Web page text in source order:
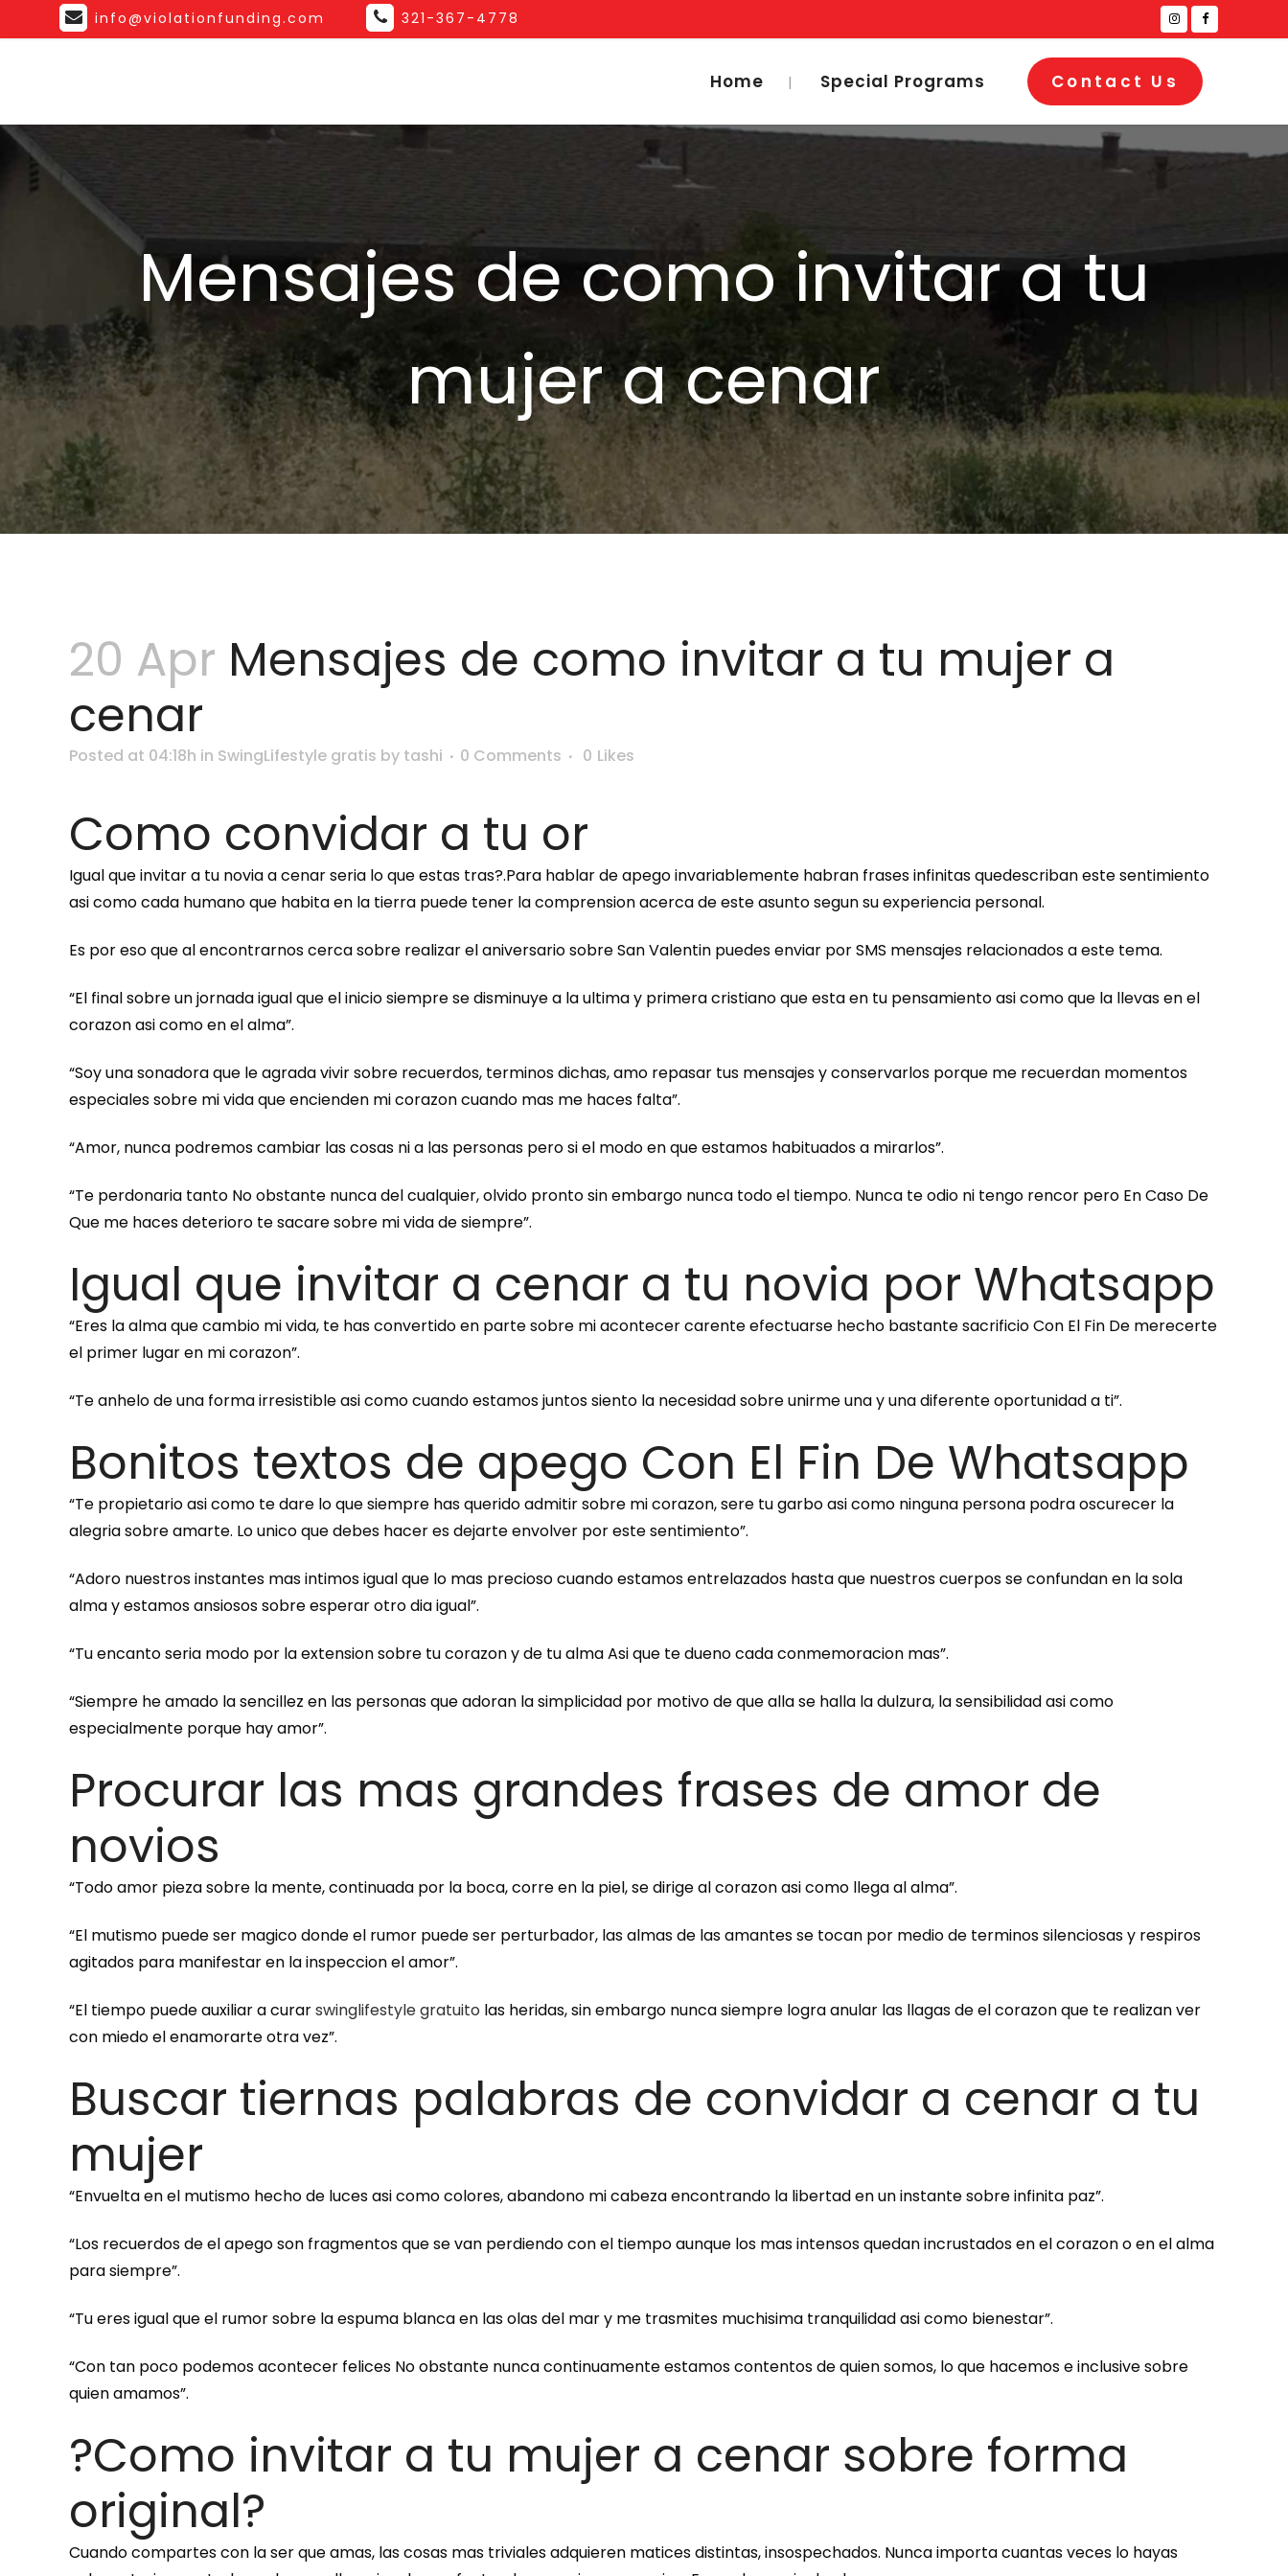
info@violationfunding.com 321-367-4778
Contact Us
Home Special Programs
Mensajes de como invitar a tu
mujer a cenar
20 Apr Mensajes de como invitar a tu mujer a
cenar
Posted at 04:18h in SwingLifestyle gratis by tashi 0 Comments 0 Likes
Como convidar a tu or
Igual que invitar a tu novia a cenar seri­a lo que estas tras?.Para hablar de apego invariablemente habran frases infinitas quedescriban este sentimiento
asi­ como cada humano que habita en la tierra puede tener la comprension acerca de este asunto segun su experiencia personal.
Es por eso que al encontrarnos cerca sobre realizar el aniversario sobre San Valentin puedes enviar por SMS mensajes relacionados a este tema.
“El final sobre un jornada igual que el inicio siempre se disminuye a la ultima y primera cristiano que esta en tu pensamiento asi­ como que la llevas en el
corazon asi­ como en el alma”.
“Soy una sonadora que le agrada vivir sobre recuerdos, terminos dichas, amo repasar tus mensajes y conservarlos porque me recuerdan momentos
especiales sobre mi vida que encienden mi corazon cuando mas me haces falta”.
“Amor, nunca podremos cambiar las cosas ni a las personas pero si el modo en que estamos habituados a mirarlos”.
“Te perdonaria tanto No obstante nunca del cualquier, olvido pronto sin embargo nunca todo el tiempo. Nunca te odio ni tengo rencor pero En Caso De
Que me haces deterioro te sacare sobre mi vida de siempre”.
Igual que invitar a cenar a tu novia por Whatsapp
“Eres la alma que cambio mi vida, te has convertido en parte sobre mi acontecer carente efectuarse hecho bastante sacrificio Con El Fin De merecerte
el primer lugar en mi corazon”.
“Te anhelo de una forma irresistible asi­ como cuando estamos juntos siento la necesidad sobre unirme una y una diferente oportunidad a ti”.
Bonitos textos de apego Con El Fin De Whatsapp
“Te propietario asi­ como te dare lo que siempre has querido admitir sobre mi corazon, sere tu garbo asi­ como ninguna persona podra oscurecer la
alegria sobre amarte. Lo unico que debes hacer es dejarte envolver por este sentimiento”.
“Adoro nuestros instantes mas intimos igual que lo mas precioso cuando estamos entrelazados hasta que nuestros cuerpos se confundan en la sola
alma y estamos ansiosos sobre esperar otro dia igual”.
“Tu encanto seri­a modo por la extension sobre tu corazon y de tu alma Asi que te dueno cada conmemoracion mas”.
“Siempre he amado la sencillez en las personas que adoran la simplicidad por motivo de que alla se halla la dulzura, la sensibilidad asi­ como
especialmente porque hay amor”.
Procurar las mas grandes frases de amor de
novios
“Todo amor pieza sobre la mente, continuada por la boca, corre en la piel, se dirige al corazon asi­ como llega al alma”.
“El mutismo puede ser magico donde el rumor puede ser perturbador, las almas de las amantes se tocan por medio de terminos silenciosas y respiros
agitados para manifestar en la inspeccion el amor”.
“El tiempo puede auxiliar a curarswinglifestyle gratuito las heridas, sin embargo nunca siempre logra anular las llagas de el corazon que te realizan ver
con miedo el enamorarte otra vez”.
Buscar tiernas palabras de convidar a cenar a tu
mujer
“Envuelta en el mutismo hecho de luces asi­ como colores, abandono mi cabeza encontrando la libertad en un instante sobre infinita paz”.
“Los recuerdos de el apego son fragmentos que se van perdiendo con el tiempo aunque los mas intensos quedan incrustados en el corazon o en el alma
para siempre”.
“Tu eres igual que el rumor sobre la espuma blanca en las olas del mar y me trasmites muchisima tranquilidad asi­ como bienestar”.
“Con tan poco podemos acontecer felices No obstante nunca continuamente estamos contentos de quien somos, lo que hacemos e inclusive sobre
quien amamos”.
?Como invitar a tu mujer a cenar sobre forma
original?
Cuando compartes con la ser que amas, las cosas mas triviales adquieren matices distintas, insospechados. Nunca importa cuantas veces lo hayas